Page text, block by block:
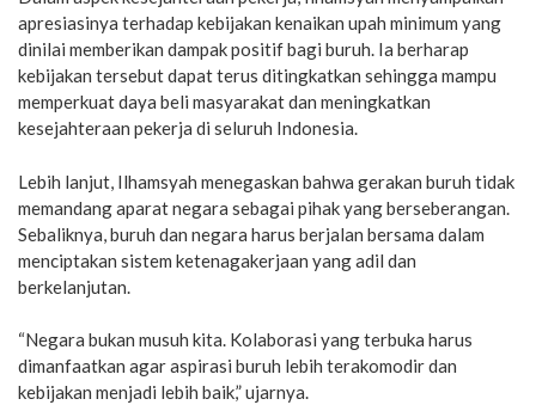
apresiasinya terhadap kebijakan kenaikan upah minimum yang
dinilai memberikan dampak positif bagi buruh. Ia berharap
kebijakan tersebut dapat terus ditingkatkan sehingga mampu
memperkuat daya beli masyarakat dan meningkatkan
kesejahteraan pekerja di seluruh Indonesia.
Lebih lanjut, Ilhamsyah menegaskan bahwa gerakan buruh tidak
memandang aparat negara sebagai pihak yang berseberangan.
Sebaliknya, buruh dan negara harus berjalan bersama dalam
menciptakan sistem ketenagakerjaan yang adil dan
berkelanjutan.
“Negara bukan musuh kita. Kolaborasi yang terbuka harus
dimanfaatkan agar aspirasi buruh lebih terakomodir dan
kebijakan menjadi lebih baik,” ujarnya.